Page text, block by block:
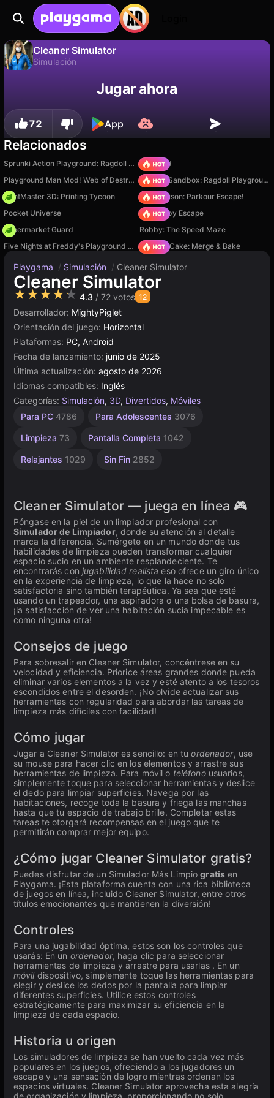
Cleaner Simulator
Simulación
¡Guarda el progreso!Jugar ahora
72 App
Relacionados
Sprunki Action Playground: Ragdoll Sandbox TB World
Playground Man Mod! Web of Destruction!
Sprunki Sandbox: Ragdoll Playground Mode
PrintMaster 3D: Printing Tycoon
Barry Prison: Parkour Escape!
Pocket Universe
Your Obby Escape
Supermarket Guard
Robby: The Speed Maze
Five Nights at Freddy's Playground Sandbox
Piece of Cake: Merge & Bake
Playgama / Simulación / Cleaner Simulator
Cleaner Simulator
★★★★★ 4.3 / 72 votos 12
Desarrollador: MightyPiglet
Orientación del juego: Horizontal
Plataformas: PC, Android
Fecha de lanzamiento: junio de 2025
Última actualización: agosto de 2026
Idiomas compatibles: Inglés
Categorías: Simulación, 3D, Divertidos, Móviles
Para PC 4786 Para Adolescentes 3076
Limpieza 73 Pantalla Completa 1042
Relajantes 1029 Sin Fin 2852
WebGL
Escritorio
Alta
3571
Rusos
Sencillos
Browser
Cleaner Simulator — juega en línea 🎮
Póngase en la piel de un limpiador profesional con
Simulador de Limpiador, donde su atención al detalle
marca la diferencia. Sumérgete en un mundo donde tus
habilidades de limpieza pueden transformar cualquier
espacio sucio en un ambiente resplandeciente. Te
encontrarás con jugabilidad realista eso ofrece un giro único
en la experiencia de limpieza, lo que la hace no solo
satisfactoria sino también terapéutica. Ya sea que esté
usando un trapeador, una aspiradora o una bolsa de basura,
¡la satisfacción de ver una habitación sucia impecable es
como ninguna otra!
Consejos de juego
Para sobresalir en Cleaner Simulator, concéntrese en su
velocidad y eficiencia. Priorice áreas grandes donde pueda
eliminar varios elementos a la vez y esté atento a los tesoros
escondidos entre el desorden. ¡No olvide actualizar sus
herramientas con regularidad para abordar las tareas de
limpieza más difíciles con facilidad!
Cómo jugar
Jugar a Cleaner Simulator es sencillo: en tuordenador, use
su mouse para hacer clic en los elementos y arrastre sus
herramientas de limpieza. Para móvil o teléfonousuarios,
simplemente toque para seleccionar herramientas y deslice
el dedo para limpiar superficies. Navega por las
habitaciones, recoge toda la basura y friega las manchas
hasta que tu espacio de trabajo brille. Completar estas
tareas te otorgará recompensas en el juego que te
permitirán comprar mejor equipo.
¿Cómo jugar Cleaner Simulator gratis?
Puedes disfrutar de un Simulador Más Limpiogratis en
Playgama. ¡Esta plataforma cuenta con una rica biblioteca
de juegos en línea, incluido Cleaner Simulator, entre otros
títulos emocionantes que mantienen la diversión!
Controles
Para una jugabilidad óptima, estos son los controles que
usarás: En un ordenador, haga clic para seleccionar
herramientas de limpieza y arrastre para usarlas . En un
móvildispositivo, simplemente toque las herramientas para
elegir y deslice los dedos por la pantalla para limpiar
diferentes superficies. Utilice estos controles
estratégicamente para maximizar su eficiencia en la
limpieza de cada espacio.
Historia u origen
Los simuladores de limpieza se han vuelto cada vez más
populares en los juegos, ofreciendo a los jugadores un
escape y una sensación de logro mientras ordenan los
espacios virtuales. Cleaner Simulator aprovecha esta alegría
de organización y limpieza, proporcionando no solo